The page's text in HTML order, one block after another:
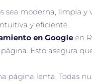
sea moderna, limpia
y eficiente.
en Google en
Esto asegura
página lenta. Todas